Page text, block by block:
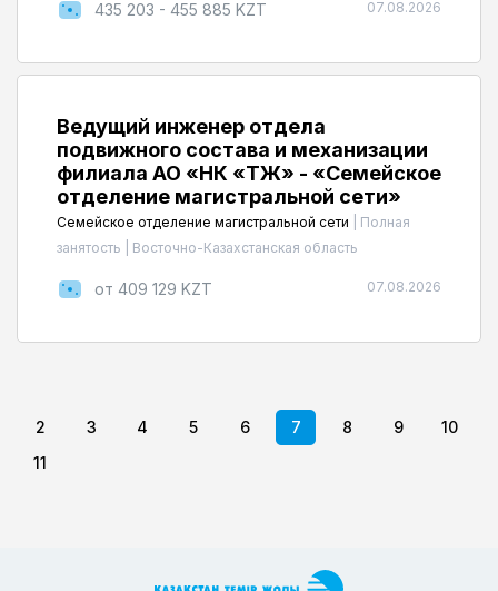
435 203 - 455 885 KZT 07.08.2026
Ведущий инженер отдела
подвижного состава и механизации
филиала АО «НК «ҚТЖ» - «Семейское
отделение магистральной сети»
Семейское отделение магистральной сети
Полная
занятость
Восточно-Казахстанская область
от 409 129 KZT 07.08.2026
2 3 4 5 6 7 8 9
10
11